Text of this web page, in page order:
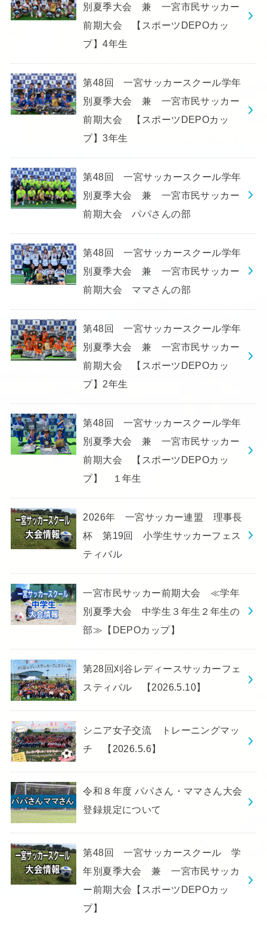
別夏季大会 兼 一宮市民サッカー
前期大会 【スポーツDEPOカッ
プ】4年生
第48回 一宮サッカースクール学年
別夏季大会 兼 一宮市民サッカー
前期大会 【スポーツDEPOカッ
プ】3年生
第48回 一宮サッカースクール学年
別夏季大会 兼 一宮市民サッカー
前期大会 パパさんの部
第48回 一宮サッカースクール学年
別夏季大会 兼 一宮市民サッカー
前期大会 ママさんの部
第48回 一宮サッカースクール学年
別夏季大会 兼 一宮市民サッカー
前期大会 【スポーツDEPOカッ
プ】2年生
第48回 一宮サッカースクール学年
別夏季大会 兼 一宮市民サッカー
前期大会 【スポーツDEPOカッ
プ】 １年生
2026年 一宮サッカー連盟 理事長
杯 第19回 小学生サッカーフェス
ティバル
一宮市民サッカー前期大会 ≪学年
別夏季大会 中学生３年生２年生の
部≫【DEPOカップ】
第28回刈谷レディースサッカーフェ
スティバル 【2026.5.10】
シニア女子交流 トレーニングマッ
チ 【2026.5.6】
令和８年度 パパさん・ママさん大会
登録規定について
第48回 一宮サッカースクール 学
年別夏季大会 兼 一宮市民サッカ
ー前期大会【スポーツDEPOカッ
プ】